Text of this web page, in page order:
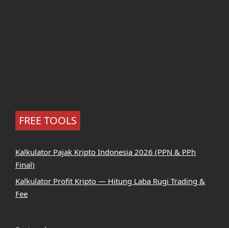
FREE TOOLS
Kalkulator Pajak Kripto Indonesia 2026 (PPN & PPh
Final)
Kalkulator Profit Kripto — Hitung Laba Rugi Trading &
Fee